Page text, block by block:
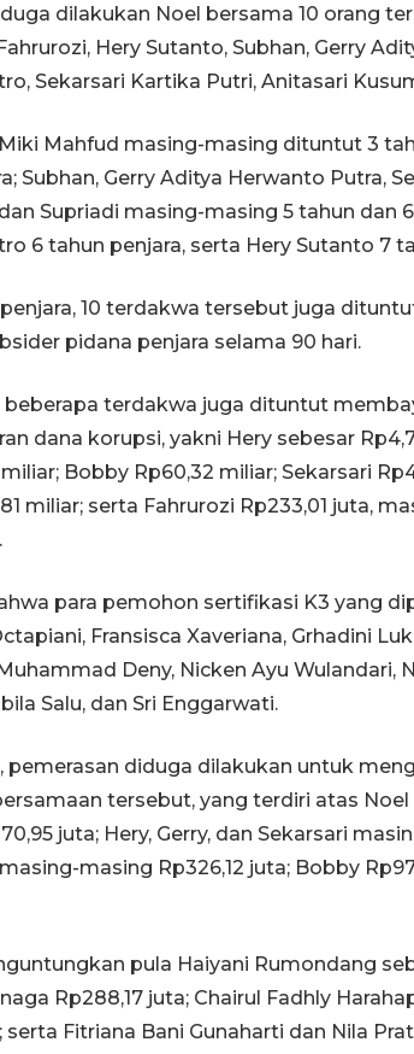
dilakukan Noel bersama 10 orang
Hery Sutanto, Subhan, Gerry
Sekarsari Kartika Putri, Anitasari
Mahfud masing-masing dituntut 3
Subhan, Gerry Aditya Herwanto Putra,
Supriadi masing-masing 5 tahun dan
6 tahun penjara, serta Hery Sutanto 7
10 terdakwa tersebut juga
pidana penjara selama 90 hari.
beberapa terdakwa juga dituntut
dana korupsi, yakni Hery sebesar
miliar; Bobby Rp60,32 miliar; Sekarsari
miliar; serta Fahrurozi Rp233,01 juta,
para pemohon sertifikasi K3 yang
Fransisca Xaveriana, Grhadini
Deny, Nicken Ayu Wulandari,
Salu, dan Sri Enggarwati.
pemerasan diduga dilakukan untuk
tersebut, yang terdiri atas
juta; Hery, Gerry, dan Sekarsari
masing Rp326,12 juta; Bobby
pula Haiyani Rumondang
Rp288,17 juta; Chairul Fadhly
serta Fitriana Bani Gunaharti dan Nila